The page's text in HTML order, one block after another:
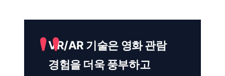
VR/AR 기술은 영화 관람
경험을 더욱 풍부하고